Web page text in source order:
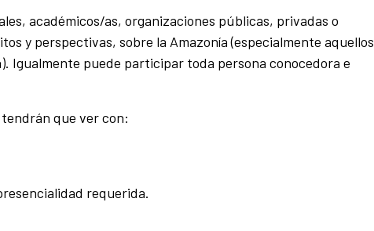
académicos/as, organizaciones públicas, privadas o
y perspectivas, sobre la Amazonía (especialmente aquellos
Igualmente puede participar toda persona conocedora e
que ver con:
requerida.